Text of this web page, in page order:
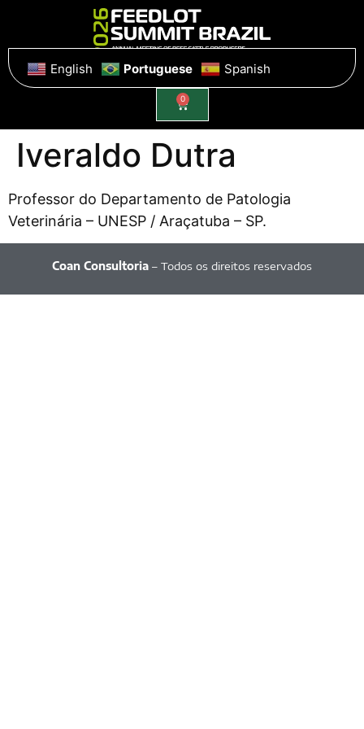
English Portuguese Spanish
0
Iveraldo Dutra
Professor do Departamento de Patologia
Veterinária – UNESP / Araçatuba – SP.
Coan Consultoria – Todos os direitos reservados